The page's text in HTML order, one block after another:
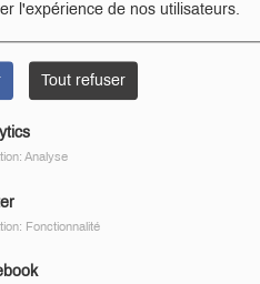
l'expérience de nos utilisateurs.
Tout refuser
Analyse
Fonctionnalité